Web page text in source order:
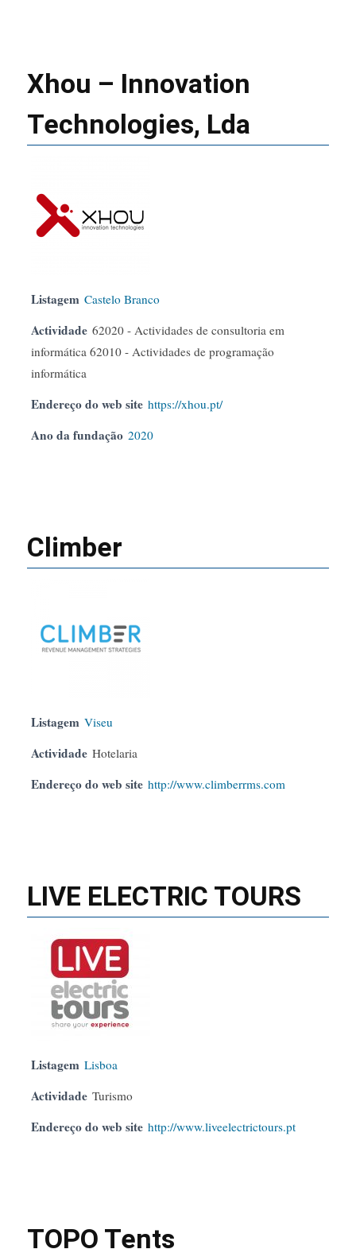
Xhou – Innovation
Technologies, Lda
Listagem Castelo Branco
Actividade 62020 - Actividades de consultoria em
informática 62010 - Actividades de programação
informática
Endereço do web site https://xhou.pt/
Ano da fundação 2020
Climber
Listagem Viseu
Actividade Hotelaria
Endereço do web site http://www.climberrms.com
LIVE ELECTRIC TOURS
Listagem Lisboa
Actividade Turismo
Endereço do web site http://www.liveelectrictours.pt
TOPO Tents